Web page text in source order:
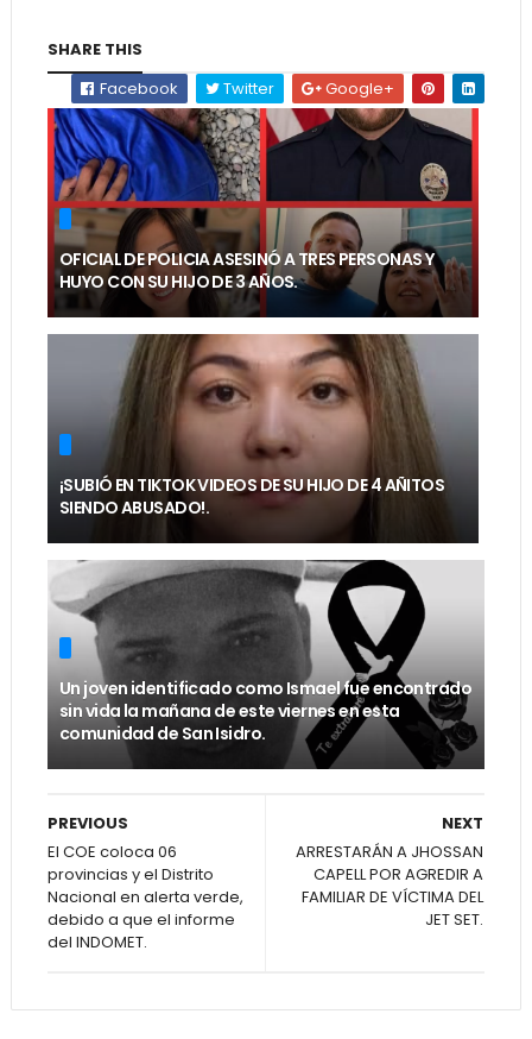
SHARE THIS
Facebook
Twitter Google+
OFICIAL DE POLICIA ASESINÓ A TRES PERSONAS Y
HUYO CON SU HIJO DE 3 AÑOS.
¡SUBIÓ EN TIKTOK VIDEOS DE SU HIJO DE 4 AÑITOS
SIENDO ABUSADO!.
Un joven identificado como Ismael fue encontrado
sin vida la mañana de este viernes en esta
comunidad de San Isidro.
NEXT
ARRESTARÁN A JHOSSAN
CAPELL POR AGREDIR A
FAMILIAR DE VÍCTIMA DEL
JET SET.
PREVIOUS
El COE coloca 06
provincias y el Distrito
Nacional en alerta verde,
debido a que el informe
del INDOMET.